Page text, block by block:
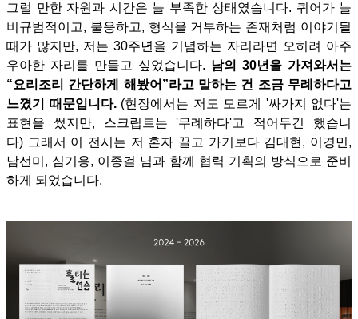
그럴 만한 자원과 시간은 늘 부족한 상태였습니다. 퀴어가 늘
비규범적이고, 불응하고, 형식을 거부하는 존재처럼 이야기될
때가 많지만, 저는 30주년을 기념하는 자리라면 오히려 아주
우아한 자리를 만들고 싶었습니다. 남의 30년을 가져와서는
“요리조리 간단하게 해봤어”라고 말하는 건 조금 무례하다고
느꼈기 때문입니다.(현장에서는 저도 모르게 '싸가지 없다'는
표현을 썼지만, 스크립트는 '무례하다'고 적어두긴 했습니
다) 그래서 이 전시는 저 혼자 끌고 가기보다 김대현, 이경민,
남선미, 심기용, 이종걸 님과 함께 협력 기획의 방식으로 준비
하게 되었습니다.